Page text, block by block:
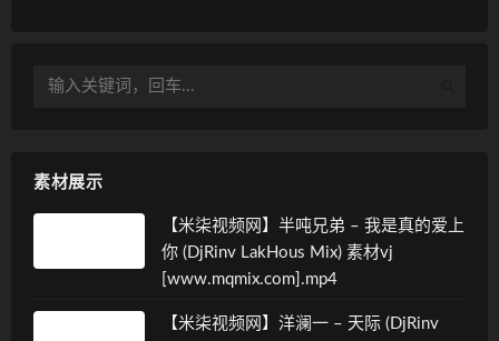
素材展示
【米柒视频网】半吨兄弟 – 我是真的爱上
你 (DjRinv LakHous Mix) 素材vj
[www.mqmix.com].mp4
【米柒视频网】洋澜一 – 天际 (DjRinv